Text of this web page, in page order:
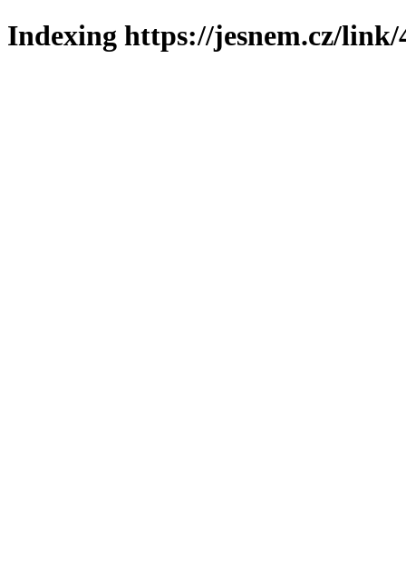
Indexing https://jesnem.cz/link/